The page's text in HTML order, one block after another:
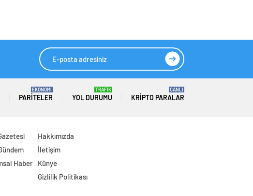
PARITELER
EKONOMİ
YOL DURUMU
TRAFİK
KRIPTO PARALAR
CANLI
Haber
Hakkımızda
İletişim
Künye
Gizlilik Politikası